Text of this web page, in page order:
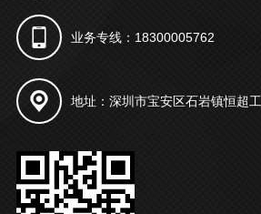
业务专线：18300005762
地址：深圳市宝安区石岩镇恒超